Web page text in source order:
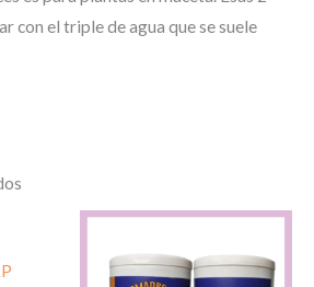
con el triple de agua que se suele